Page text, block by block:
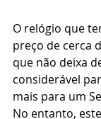
O relógio que
preço de cerca
que não deixa
considerável
mais para um
No entanto,